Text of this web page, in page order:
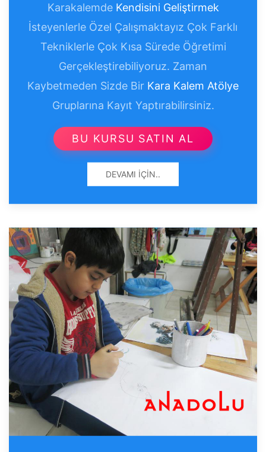
Karakalemde Kendisini Geliştirmek
İsteyenlerle Özel Çalışmaktayız Çok Farklı
Tekniklerle Çok Kısa Sürede Öğretimi
Gerçekleştirebiliyoruz. Zaman
Kaybetmeden Sizde Bir Kara Kalem Atölye
Gruplarına Kayıt Yaptırabilirsiniz.
BU KURSU SATIN AL
DEVAMI İÇIN..